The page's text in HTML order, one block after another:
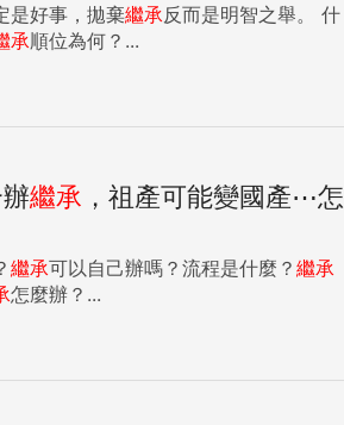
是好事，拋棄繼承反而是明智之舉。 什
承順位為何？...
繼承 ，祖產可能變國產⋯怎
繼承可以自己辦嗎？流程是什麼？ 繼承
怎麼辦？...